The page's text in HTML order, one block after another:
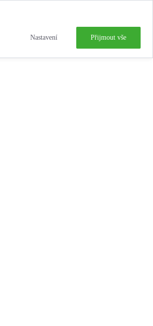
Nastavení Přijmout vše